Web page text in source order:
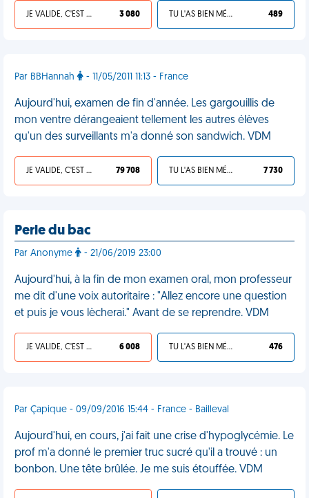
JE VALIDE, C'EST UNE VDM 3 080 TU L'AS BIEN MÉRITÉ 489
Par BBHannah - 11/05/2011 11:13 - France
Aujourd'hui, examen de fin d'année. Les gargouillis de
mon ventre dérangeaient tellement les autres élèves
qu'un des surveillants m'a donné son sandwich. VDM
JE VALIDE, C'EST UNE VDM 79 708 TU L'AS BIEN MÉRITÉ 7 730
Perle du bac
Par Anonyme - 21/06/2019 23:00
Aujourd'hui, à la fin de mon examen oral, mon professeur
me dit d'une voix autoritaire : "Allez encore une question
et puis je vous lècherai." Avant de se reprendre. VDM
JE VALIDE, C'EST UNE VDM 6 008 TU L'AS BIEN MÉRITÉ 476
Par Çapique - 09/09/2016 15:44 - France - Bailleval
Aujourd'hui, en cours, j'ai fait une crise d'hypoglycémie. Le
prof m'a donné le premier truc sucré qu'il a trouvé : un
bonbon. Une tête brûlée. Je me suis étouffée. VDM